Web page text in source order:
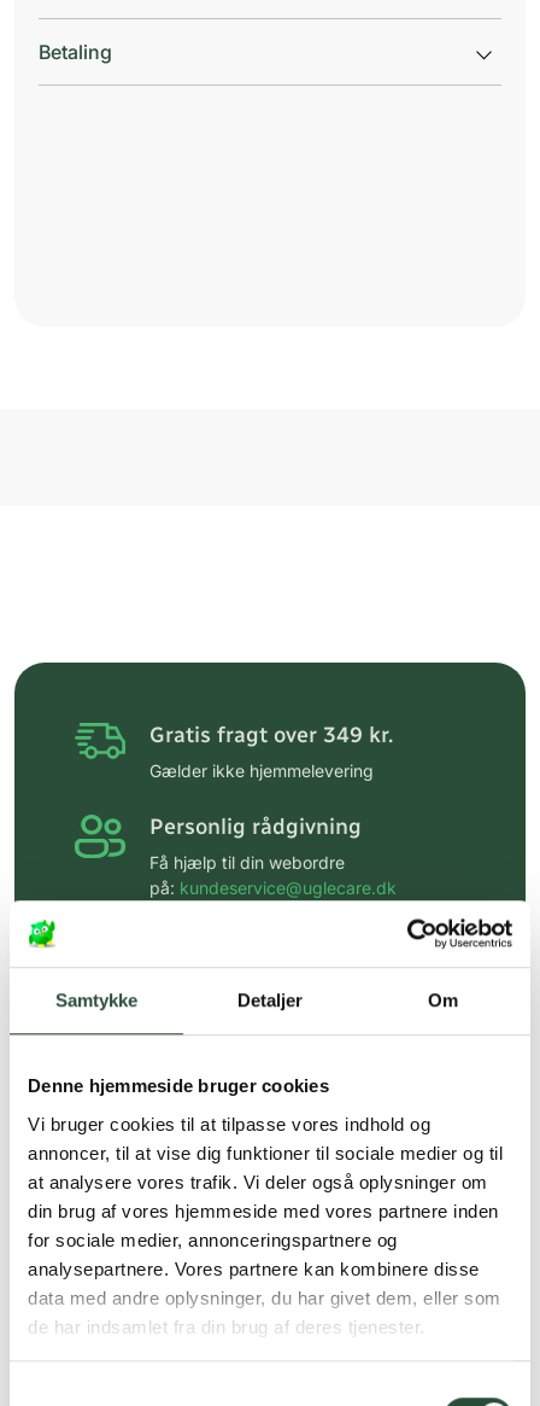
Samtykke Detaljer Om
Denne hjemmeside bruger cookies
Vi bruger cookies til at tilpasse vores indhold og
annoncer, til at vise dig funktioner til sociale medier og til
at analysere vores trafik. Vi deler også oplysninger om
din brug af vores hjemmeside med vores partnere inden
for sociale medier, annonceringspartnere og
analysepartnere. Vores partnere kan kombinere disse
data med andre oplysninger, du har givet dem, eller som
de har indsamlet fra din brug af deres tjenester.
Betaling
Gratis fragt over 349 kr.
Gælder ikke hjemmelevering
Personlig rådgivning
Få hjælp til din webordre
på: kundeservice@uglecare.dk
Hurtig levering (30 min. i Kbh)
Faste lave priser*
Stort udvalg af kendte
produkter
Vi tilbyder et stort udvalg af kendte
cremer, vitaminer og andre spændende
produkter – altid til fast lav pris.
Læs mere om Uglecare.dk her